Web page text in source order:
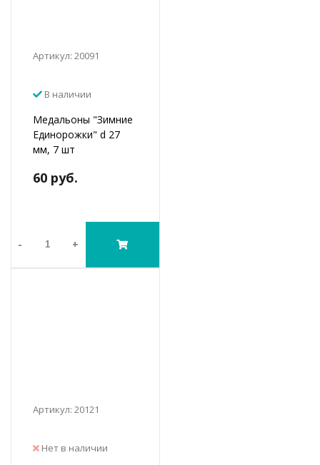
Артикул: 20091
В наличии
Медальоны "Зимние
Единорожки" d 27
мм, 7 шт
60 руб.
- +
Артикул: 20121
Нет в наличии